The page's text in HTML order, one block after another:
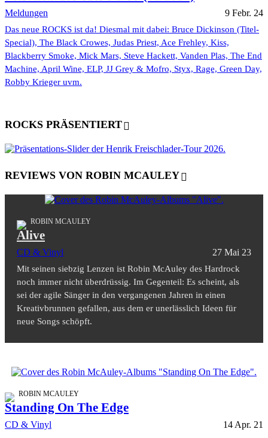
Meldungen 9 Febr. 24
Das neue ROCKS ist da! Diesmal mit dabei: Bruce Dickinson (Titel-
Special), The Black Crowes, Judas Priest, Ace Frehley, Kiss,
Blackberry Smoke, Mick Mars, Steve Hackett, Vanden Plas, The End
Machine, April Wine, ELP, JJ Grey & Mofro, Styx, Rage, Green Day,
Robby Krieger uvm.
ROCKS PRÄSENTIERT
REVIEWS VON ROBIN MCAULEY
ROBIN MCAULEY
Alive
CD & Vinyl 27 Mai 23
Mit seinen siebzig Lenzen ist Robin McAuley des Hardrock
noch immer nicht überdrüssig. Im Gegenteil: Es scheint, als
sei der agile Sänger in den vergangenen Jahren in einen
Kreativbrunnen gefallen, aus dem er unerlässlich Ideen für
neue Songs schöpft.
ROBIN MCAULEY
Standing On The Edge
CD & Vinyl 14 Apr. 21